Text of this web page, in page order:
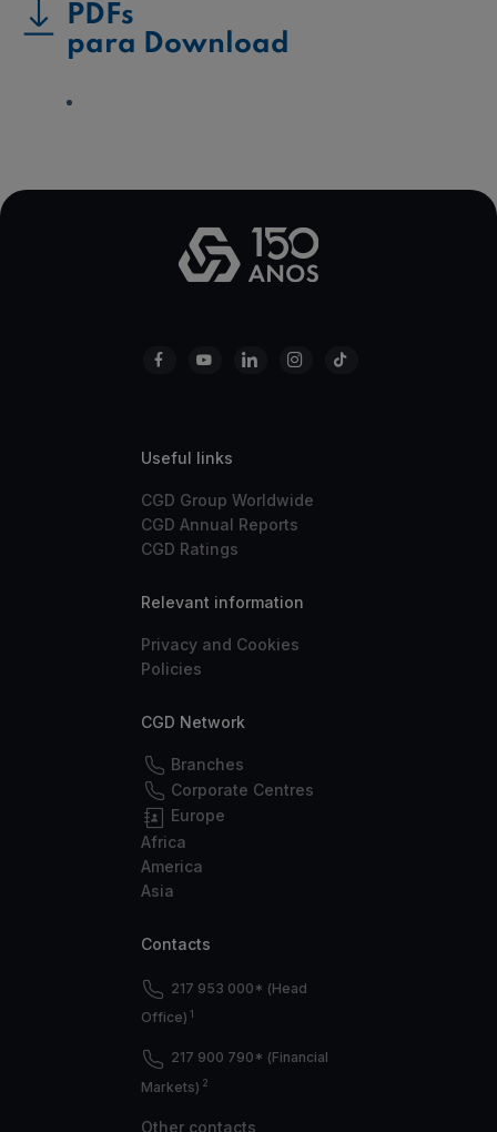
PDFs
para Download
Useful links
CGD Group Worldwide
CGD Annual Reports
CGD Ratings
Relevant information
Privacy and Cookies
Policies
CGD Network
Branches
Corporate Centres
Europe
Africa
America
Asia
Contacts
217 953 000* (Head
Office) 1
217 900 790* (Financial
Markets) 2
Other contacts